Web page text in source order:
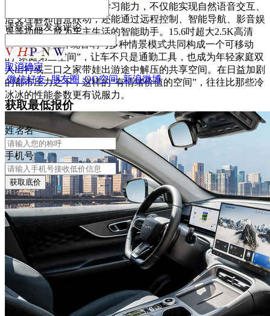
管家，具备成长型深度学习能力，不仅能实现自然语音交互、
语义理解和情景联动，还能通过远程控制、智能导航、影音娱
乐等功能，成为车主生活的智能助手。15.6吋超大2.5K高清
屏、Sony 8扬环绕音响与多种情景模式共同构成一个可移动
的“家庭第三空间”，让车不只是通勤工具，也成为年轻家庭双
人出行或三口之家带娃出游途中解压的共享空间。在日益加剧
的都市压力之下，这样的“有情绪价值的空间”，往往比那些冷
冰冰的性能参数更有说服力。
请登录后发表评论
取消确定
微信好友 朋友圈 QQ空间 新浪微博
获取最低报价
姓名名
手机号
获取底价